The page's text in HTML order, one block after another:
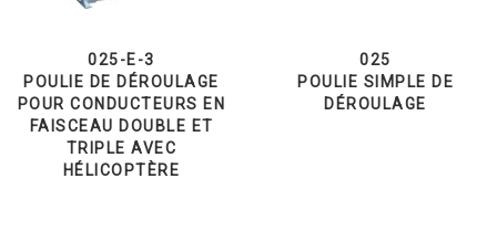
025-E-3
POULIE DE DÉROULAGE
POUR CONDUCTEURS EN
FAISCEAU DOUBLE ET
TRIPLE AVEC
HÉLICOPTÈRE
025
POULIE SIMPLE DE
DÉROULAGE